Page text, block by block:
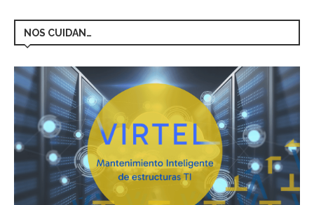
NOS CUIDAN…